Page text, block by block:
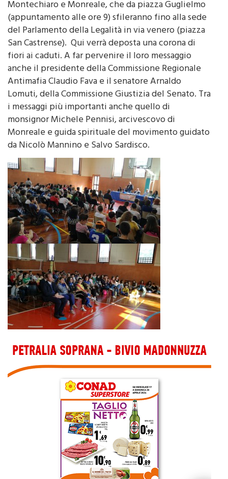
(appuntamento alle ore 9) sfileranno fino alla sede
del Parlamento della Legalità in via venero (piazza
San Castrense). Qui verrà deposta una corona di
fiori ai caduti. A far pervenire il loro messaggio
anche il presidente della Commissione Regionale
Antimafia Claudio Fava e il senatore Arnaldo
Lomuti, della Commissione Giustizia del Senato. Tra
i messaggi più importanti anche quello di
monsignor Michele Pennisi, arcivescovo di
Monreale e guida spirituale del movimento guidato
da Nicolò Mannino e Salvo Sardisco.